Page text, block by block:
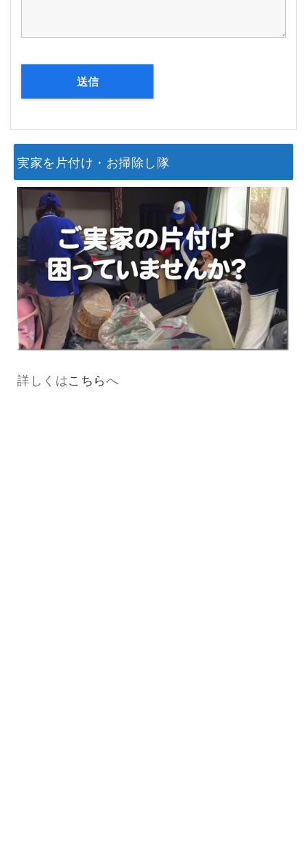
実家を片付け・お掃除し隊
詳しくはこちらへ